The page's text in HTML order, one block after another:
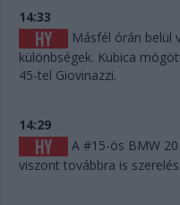
14:33
Másfél órán belül
különbségek. Kubica
45-tel Giovinazzi.
14:29
A #15-ös BMW
viszont továbbra is